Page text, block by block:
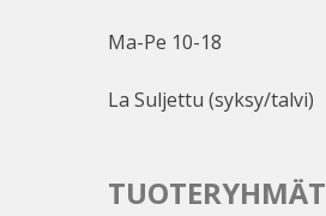
Ma-Pe 10-18
La Suljettu (syksy/talvi)
TUOTERYHMÄT